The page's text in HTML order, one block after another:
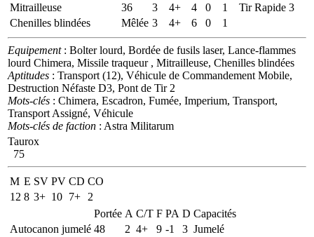
Mitrailleuse
36 3 4+ 4 0 1
Tir Rapide 3
Chenilles blindées
Mêlée 3 4+ 6 0 1
Equipement: Bolter lourd, Bordée de fusils laser, Lance-flammes
lourd Chimera, Missile traqueur , Mitrailleuse, Chenilles blindées
Aptitudes : Transport (12), Véhicule de Commandement Mobile,
Destruction Néfaste D3, Pont de Tir 2
Mots-clés : Chimera, Escadron, Fumée, Imperium, Transport,
Transport Assigné, Véhicule
Mots-clés de faction : Astra Militarum
Taurox
75
M E SV PV CD CO
12 8 3+ 10 7+
2
Portée A C/T F PA D Capacités
Autocanon jumelé 48 2 4+ 9 -1 3 Jumelé